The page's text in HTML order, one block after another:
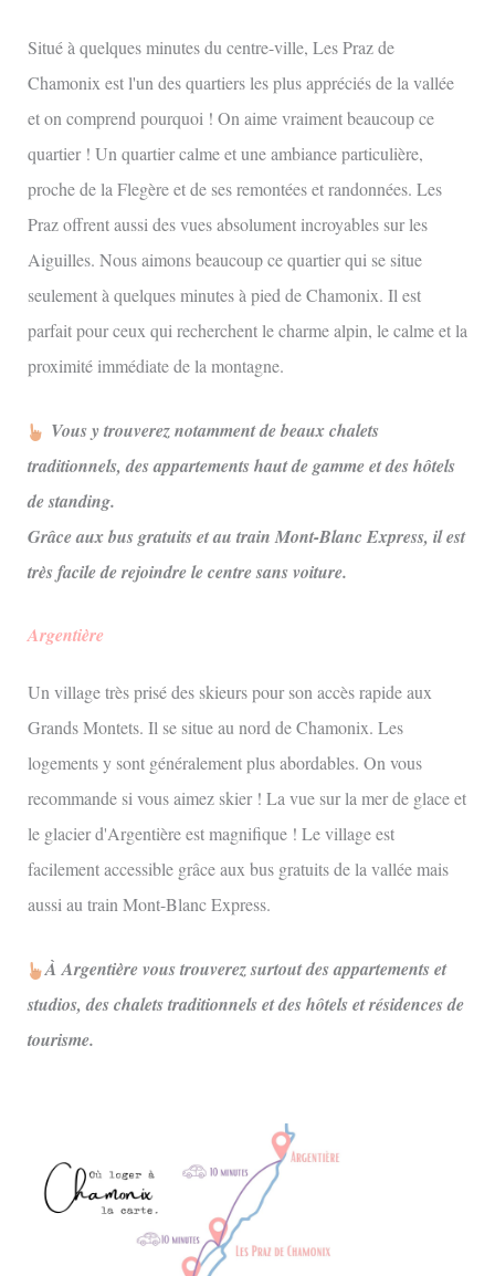
Situé à quelques minutes du centre-ville, Les Praz de
Chamonix est l'un des quartiers les plus appréciés de la vallée
et on comprend pourquoi ! On aime vraiment beaucoup ce
quartier ! Un quartier calme et une ambiance particulière,
proche de la Flegère et de ses remontées et randonnées. Les
Praz offrent aussi des vues absolument incroyables sur les
Aiguilles. Nous aimons beaucoup ce quartier qui se situe
seulement à quelques minutes à pied de Chamonix. Il est
parfait pour ceux qui recherchent le charme alpin, le calme et la
proximité immédiate de la montagne.
Vous y trouverez notamment de beaux chalets
traditionnels, des appartements haut de gamme et des hôtels
de standing.
Grâce aux bus gratuits et au train Mont-Blanc Express, il est
très facile de rejoindre le centre sans voiture.
Argentière
Un village très prisé des skieurs pour son accès rapide aux
Grands Montets. Il se situe au nord de Chamonix. Les
logements y sont généralement plus abordables. On vous
recommande si vous aimez skier ! La vue sur la mer de glace et
le glacier d'Argentière est magnifique ! Le village est
facilement accessible grâce aux bus gratuits de la vallée mais
aussi au train Mont-Blanc Express.
À Argentière vous trouverez surtout des appartements et
studios, des chalets traditionnels et des hôtels et résidences de
tourisme.